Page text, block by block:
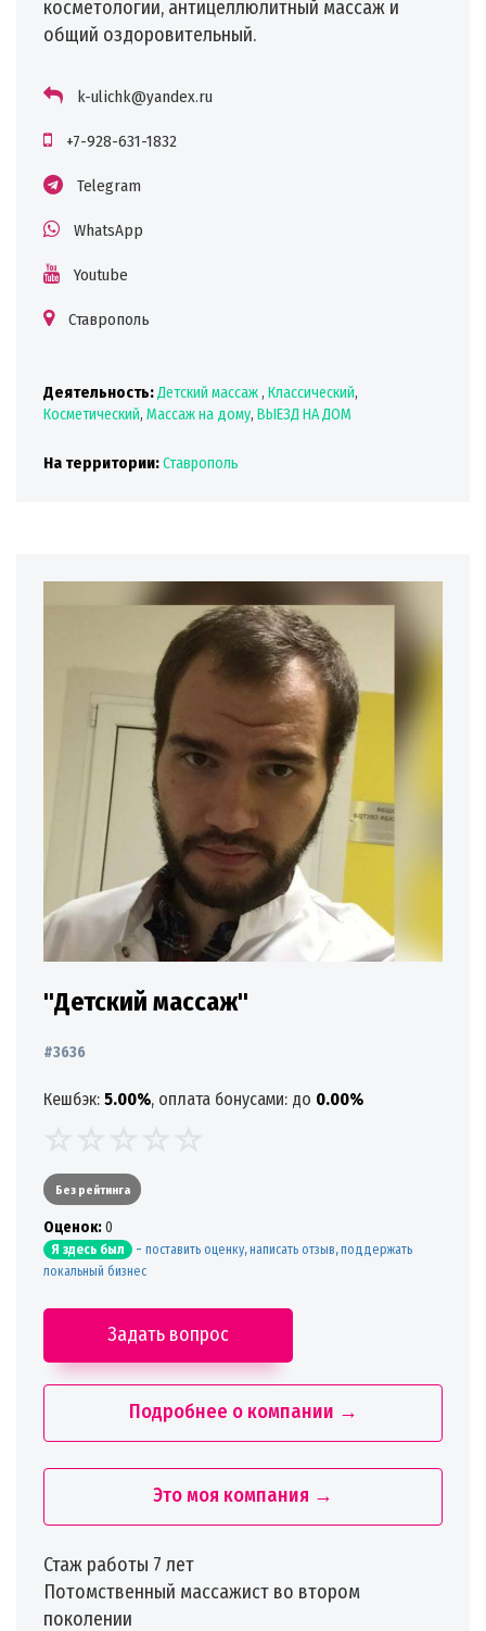
косметологии, антицеллюлитный массаж и
общий оздоровительный.
k-ulichk@yandex.ru
+7-928-631-1832
Telegram
WhatsApp
Youtube
Ставрополь
Деятельность:Детский массаж, Классический,
Косметический, Массаж на дому, ВЫЕЗД НА ДОМ
На территории:Ставрополь
"Детский массаж"
#3636
Кешбэк: 5.00%, оплата бонусами: до 0.00%
Без рейтинга
Oценок:0
Я здесь был - поставить оценку, написать отзыв, поддержать
локальный бизнес
Задать вопрос
Подробнее о компании →
Это моя компания →
Стаж работы 7 лет
Потомственный массажист во втором
поколении